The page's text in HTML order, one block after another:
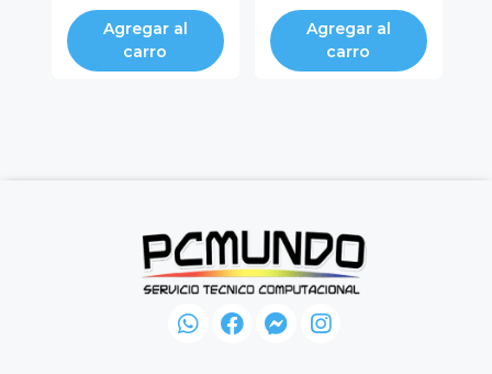
Agregar al
carro
Agregar al
carro